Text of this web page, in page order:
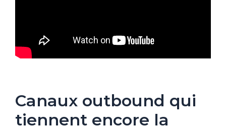
Canaux outbound qui
tiennent encore la